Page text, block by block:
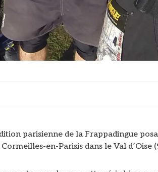
parisienne de la Frappadingue
en-Parisis dans le Val d’Oise